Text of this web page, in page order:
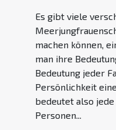
Es gibt viele
machen können,
man ihre
Bedeutung jeder
Persönlichkeit
bedeutet also
Personen...